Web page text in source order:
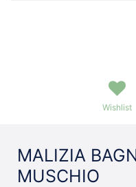
Wishlist
MALIZIA
MUSCHIO